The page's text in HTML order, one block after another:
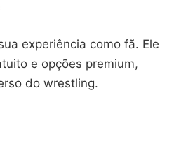
experiência como fã. Ele
e opções premium,
do wrestling.